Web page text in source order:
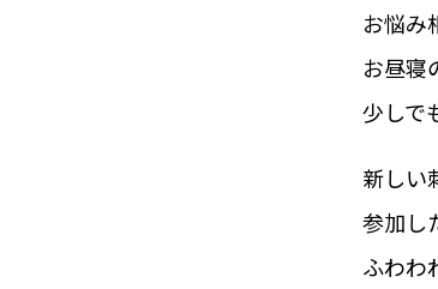
お悩み
お昼寝
少しで
新しい
参加し
ふわわ